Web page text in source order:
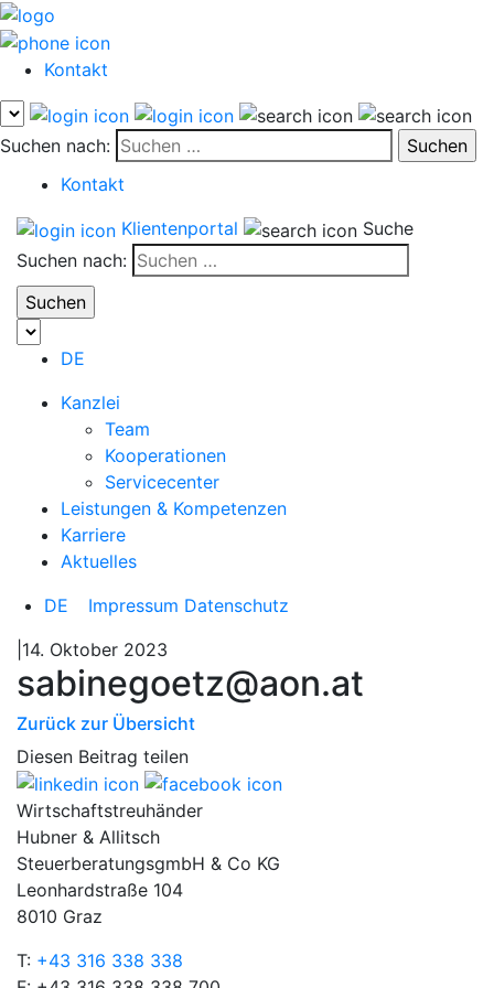
Kontakt
Suchen nach:
Kontakt
Klientenportal
Suche
Suchen nach:
DE
Kanzlei
Team
Kooperationen
Servicecenter
Leistungen & Kompetenzen
Karriere
Aktuelles
DE
Impressum Datenschutz
|14. Oktober 2023
sabinegoetz@aon.at
Zurück zur Übersicht
Diesen Beitrag teilen
Wirtschaftstreuhänder
Hubner & Allitsch
SteuerberatungsgmbH & Co KG
Leonhardstraße 104
8010 Graz
T: +43 316 338 338